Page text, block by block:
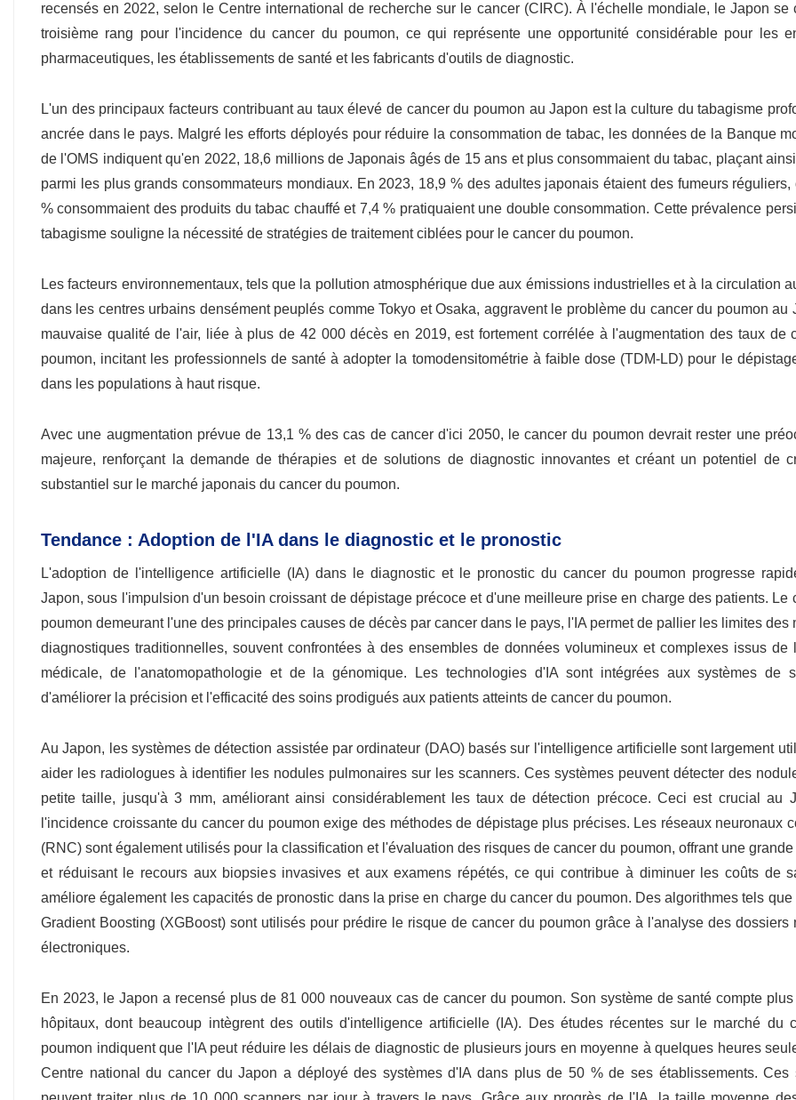
recensés en 2022, selon le Centre international de recherche sur le cancer (CIRC). À l'échelle mondiale, le Japon se
troisième rang pour l'incidence du cancer du poumon, ce qui représente une opportunité considérable pour les
pharmaceutiques, les établissements de santé et les fabricants d'outils de diagnostic.
L'un des principaux facteurs contribuant au taux élevé de cancer du poumon au Japon est la culture du tabagisme
ancrée dans le pays. Malgré les efforts déployés pour réduire la consommation de tabac, les données de la Banque
de l'OMS indiquent qu'en 2022, 18,6 millions de Japonais âgés de 15 ans et plus consommaient du tabac, plaçant
parmi les plus grands consommateurs mondiaux. En 2023, 18,9 % des adultes japonais étaient des fumeurs réguliers,
% consommaient des produits du tabac chauffé et 7,4 % pratiquaient une double consommation. Cette prévalence
tabagisme souligne la nécessité de stratégies de traitement ciblées pour le cancer du poumon.
Les facteurs environnementaux, tels que la pollution atmosphérique due aux émissions industrielles et à la circulation
dans les centres urbains densément peuplés comme Tokyo et Osaka, aggravent le problème du cancer du poumon au
mauvaise qualité de l'air, liée à plus de 42 000 décès en 2019, est fortement corrélée à l'augmentation des taux de
poumon, incitant les professionnels de santé à adopter la tomodensitométrie à faible dose (TDM-LD) pour le
dans les populations à haut risque.
Avec une augmentation prévue de 13,1 % des cas de cancer d'ici 2050, le cancer du poumon devrait rester une
majeure, renforçant la demande de thérapies et de solutions de diagnostic innovantes et créant un potentiel de
substantiel sur le marché japonais du cancer du poumon.
Tendance : Adoption de l'IA dans le diagnostic et le pronostic
L'adoption de l'intelligence artificielle (IA) dans le diagnostic et le pronostic du cancer du poumon progresse
Japon, sous l'impulsion d'un besoin croissant de dépistage précoce et d'une meilleure prise en charge des patients. Le
poumon demeurant l'une des principales causes de décès par cancer dans le pays, l'IA permet de pallier les limites des
diagnostiques traditionnelles, souvent confrontées à des ensembles de données volumineux et complexes issus de
médicale, de l'anatomopathologie et de la génomique. Les technologies d'IA sont intégrées aux systèmes de
d'améliorer la précision et l'efficacité des soins prodigués aux patients atteints de cancer du poumon.
Au Japon, les systèmes de détection assistée par ordinateur (DAO) basés sur l'intelligence artificielle sont largement
aider les radiologues à identifier les nodules pulmonaires sur les scanners. Ces systèmes peuvent détecter des
petite taille, jusqu'à 3 mm, améliorant ainsi considérablement les taux de détection précoce. Ceci est crucial au
l'incidence croissante du cancer du poumon exige des méthodes de dépistage plus précises. Les réseaux neuronaux
(RNC) sont également utilisés pour la classification et l'évaluation des risques de cancer du poumon, offrant une
et réduisant le recours aux biopsies invasives et aux examens répétés, ce qui contribue à diminuer les coûts de
améliore également les capacités de pronostic dans la prise en charge du cancer du poumon. Des algorithmes tels que
Gradient Boosting (XGBoost) sont utilisés pour prédire le risque de cancer du poumon grâce à l'analyse des dossiers
électroniques.
En 2023, le Japon a recensé plus de 81 000 nouveaux cas de cancer du poumon. Son système de santé compte
hôpitaux, dont beaucoup intègrent des outils d'intelligence artificielle (IA). Des études récentes sur le marché du
poumon indiquent que l'IA peut réduire les délais de diagnostic de plusieurs jours en moyenne à quelques heures
Centre national du cancer du Japon a déployé des systèmes d'IA dans plus de 50 % de ses établissements. Ces